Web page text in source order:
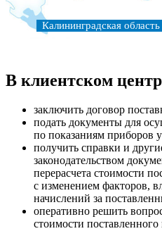
Калининградская область
В клиентском
заключить договор
подать документы для
по показаниям приборов
получить справки и
законодательством
перерасчета стоимости
с изменением факторов,
начислений за
оперативно решить
стоимости поставленного